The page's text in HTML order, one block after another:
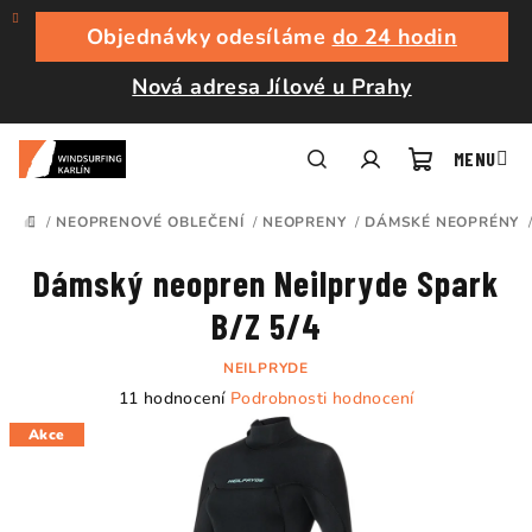
Přejít
obsah
Objednávky odesíláme do 24 hodin
Nová adresa Jílové u Prahy
košík
DOMŮ
/ NEOPRENOVÉ OBLEČENÍ / NEOPRENY / DÁMSKÉ NEOPRÉNY /
Dámský neopren Neilpryde Spark
B/Z 5/4
NEILPRYDE
Průměrné
11 hodnocení Podrobnosti hodnocení
Akce